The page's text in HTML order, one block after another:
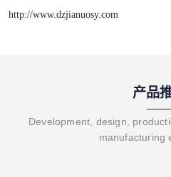
http://www.dzjianuosy.com
产品
Development, design,
manufacturing